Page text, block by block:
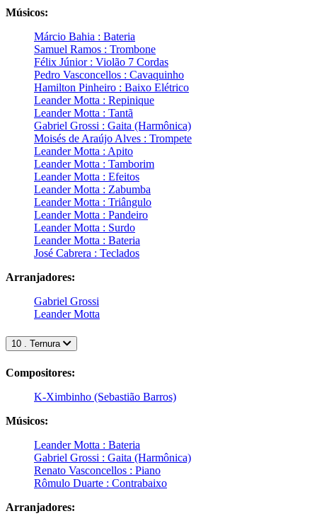
Músicos:
Márcio Bahia : Bateria
Samuel Ramos : Trombone
Félix Júnior : Violão 7 Cordas
Pedro Vasconcellos : Cavaquinho
Hamilton Pinheiro : Baixo Elétrico
Leander Motta : Repinique
Leander Motta : Tantã
Gabriel Grossi : Gaita (Harmônica)
Moisés de Araújo Alves : Trompete
Leander Motta : Apito
Leander Motta : Tamborim
Leander Motta : Efeitos
Leander Motta : Zabumba
Leander Motta : Triângulo
Leander Motta : Pandeiro
Leander Motta : Surdo
Leander Motta : Bateria
José Cabrera : Teclados
Arranjadores:
Gabriel Grossi
Leander Motta
10 . Ternura
Compositores:
K-Ximbinho (Sebastião Barros)
Músicos:
Leander Motta : Bateria
Gabriel Grossi : Gaita (Harmônica)
Renato Vasconcellos : Piano
Rômulo Duarte : Contrabaixo
Arranjadores: